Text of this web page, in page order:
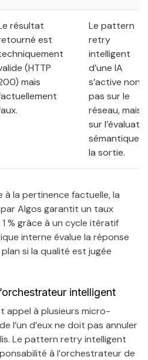
résultat
est
(HTTP
mais
Le pattern
retry
intelligent
d’une IA
s’active non
pas sur le
réseau, mais
sur
sémantique
la sortie.
la pertinence factuelle, la
Algos garantit un taux
% grâce à un cycle itératif
interne évalue la réponse
si la qualité est jugée
intelligent
appel à plusieurs micro-
l’un d’eux ne doit pas annuler
Le pattern retry intelligent
à l’orchestrateur de